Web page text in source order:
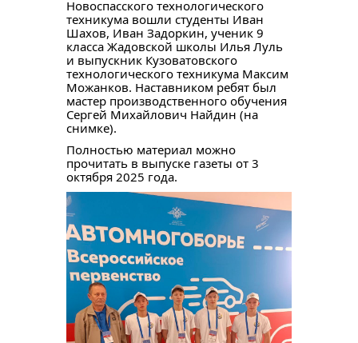
Новоспасского технологического
техникума вошли студенты Иван
Шахов, Иван Задоркин, ученик 9
класса Жадовской школы Илья Луль
и выпускник Кузоватовского
технологического техникума Максим
Можанков. Наставником ребят был
мастер производственного обучения
Сергей Михайлович Найдин (на
снимке).
Полностью материал можно
прочитать в выпуске газеты от 3
октября 2025 года.